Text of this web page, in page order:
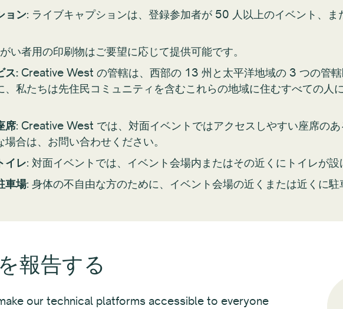
ョン: ライブキャプションは、登録参加者が 50 人以上のイベント、ま
い者用の印刷物はご要望に応じて提供可能です。
ス: Creative West の管轄は、西部の 13 州と太平洋地域の 3 つの管
、私たちは先住民コミュニティを含むこれらの地域に住むすべての人
席: Creative West では、対面イベントではアクセスしやすい座席の
合は、お問い合わせください。
イレ: 対面イベントでは、イベント会場内またはその近くにトイレが設
車場: 身体の不自由な方のために、イベント会場の近くまたは近くに駐
報告する
our technical platforms accessible to everyone